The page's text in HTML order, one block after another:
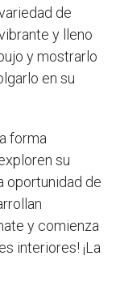
de
y lleno
y mostrarlo
en su
forma
su
oportunidad de
y comienza
interiores! ¡La